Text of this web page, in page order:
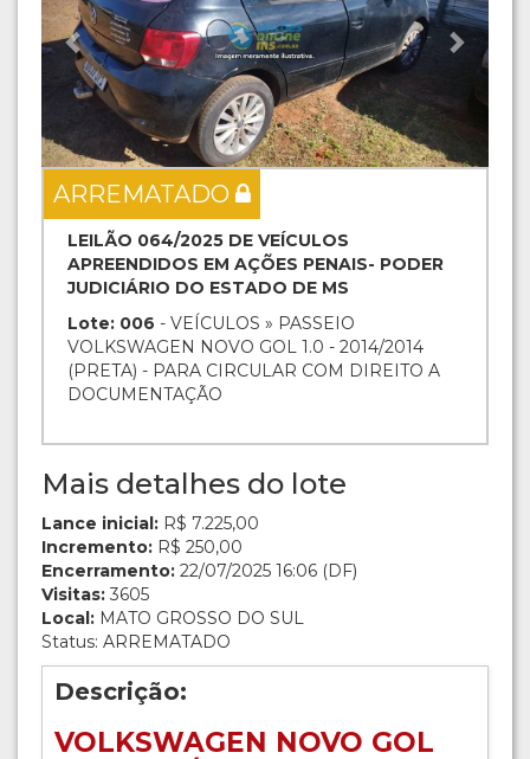
ARREMATADO
LEILÃO 064/2025 DE VEÍCULOS
APREENDIDOS EM AÇÕES PENAIS- PODER
JUDICIÁRIO DO ESTADO DE MS
Lote: 006 - VEÍCULOS » PASSEIO
VOLKSWAGEN NOVO GOL 1.0 - 2014/2014
(PRETA) - PARA CIRCULAR COM DIREITO A
DOCUMENTAÇÃO
Mais detalhes do lote
Lance inicial: R$ 7.225,00
Incremento: R$ 250,00
Encerramento: 22/07/2025 16:06 (DF)
Visitas: 3605
Local: MATO GROSSO DO SUL
Status: ARREMATADO
Descrição:
VOLKSWAGEN NOVO GOL